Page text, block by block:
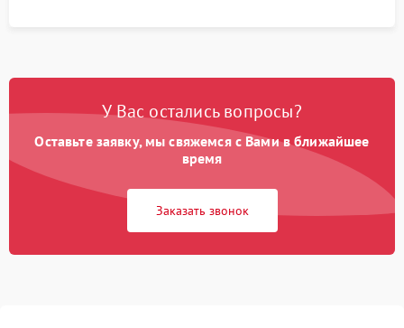
У Вас остались вопросы?
Оставьте заявку, мы свяжемся с Вами в ближайшее
время
Заказать звонок